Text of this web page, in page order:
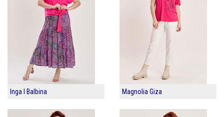
Inga I Balbina Magnolia Giza